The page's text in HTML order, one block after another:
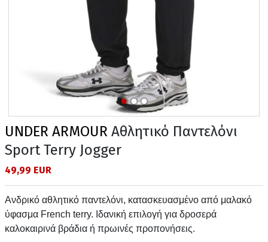
UNDER ARMOUR Αθλητικό Παντελόνι
Sport Terry Jogger
49,99 EUR
Ανδρικό αθλητικό παντελόνι, κατασκευασμένο από μαλακό
ύφασμα French terry. Ιδανική επιλογή για δροσερά
καλοκαιρινά βράδια ή πρωινές προπονήσεις.